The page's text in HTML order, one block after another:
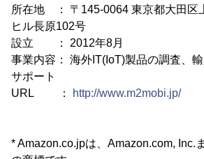
所在地 ： 〒145-0064 東京都大田区
ヒル長原102号
設立 ： 2012年8月
事業内容： 海外IT(IoT)製品の調査、輸
サポート
URL ：
http://www.m2mobi.jp/
* Amazon.co.jpは、Amazon.com, Inc.